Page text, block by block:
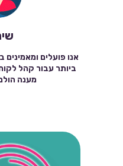
אנו פועלים
ביותר עבור קהל
מענה